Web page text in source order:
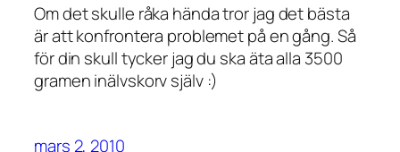
Om det skulle råka hända tror jag det bästa
är att konfrontera problemet på en gång. Så
för din skull tycker jag du ska äta alla 3500
gramen inälvskorv själv :)
mars 2, 2010